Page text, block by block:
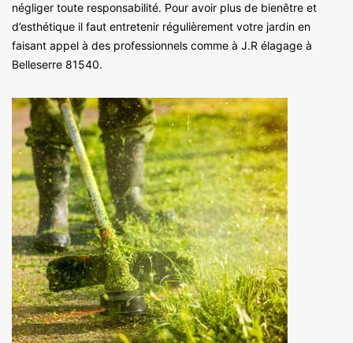
négliger toute responsabilité. Pour avoir plus de bienêtre et
d’esthétique il faut entretenir régulièrement votre jardin en
faisant appel à des professionnels comme à J.R élagage à
Belleserre 81540.